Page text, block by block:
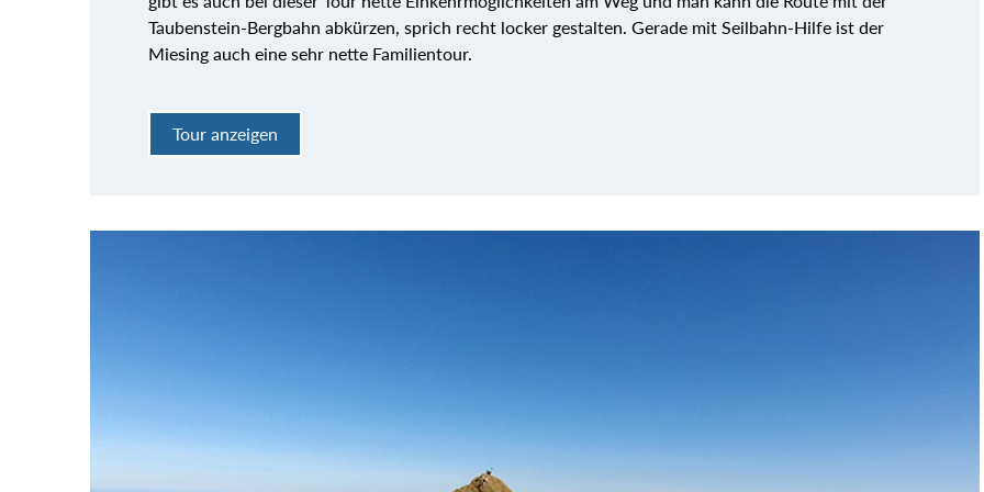
Taubenstein-Bergbahn abkürzen, sprich recht locker gestalten. Gerade mit Seilbahn-Hilfe ist der
Miesing auch eine sehr nette Familientour.
Tour anzeigen